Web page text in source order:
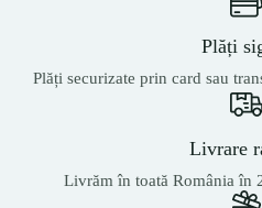
Plăți
Plăți securizate prin card sau
Livrare
Livrăm în toată România în